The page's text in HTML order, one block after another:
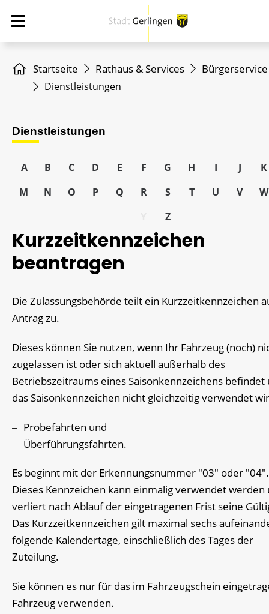
Startseite Rathaus & Services Bürgerservice
Dienstleistungen
Dienstleistungen
A B C D E F G H I J
K
M
N O P Q R S T U V
W
Z
Kurzzeitkennzeichen
beantragen
Die Zulassungsbehörde teilt ein Kurzzeitkennzeichen
Antrag zu.
Dieses können Sie nutzen, wenn Ihr Fahrzeug (noch)
zugelassen ist oder sich aktuell außerhalb des
Betriebszeitraums eines Saisonkennzeichens befindet
das Saisonkennzeichen nicht gleichzeitig verwendet
Probefahrten und
Überführungsfahrten.
Es beginnt mit der Erkennungsnummer "03" oder "04".
Dieses Kennzeichen kann einmalig verwendet werden
verliert nach Ablauf der eingetragenen Frist seine
Das Kurzzeitkennzeichen gilt maximal sechs
folgende Kalendertage, einschließlich des Tages der
Zuteilung.
Sie können es nur für das im Fahrzeugschein
Fahrzeug verwenden.